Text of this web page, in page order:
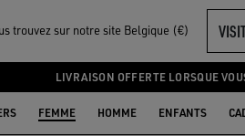
trouvez sur notre site Belgique (€)
LIVRAISON OFFERTE LORSQUE
FEMME HOMME ENFANTS